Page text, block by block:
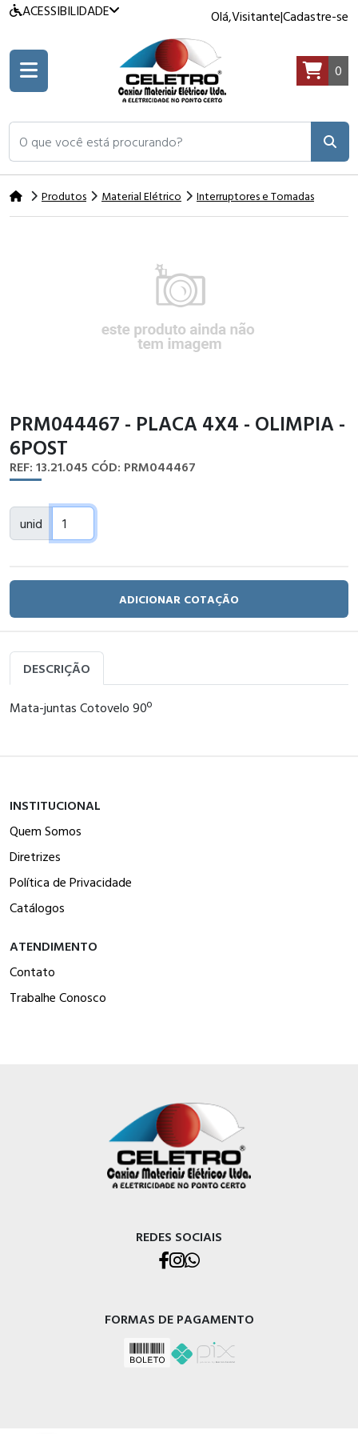
ACESSIBILIDADE Olá,Visitante|Cadastre-se
O que você está procurando?
0
Produtos Material Elétrico Interruptores e Tomadas
PRM044467 - PLACA 4X4 - OLIMPIA -
6POST
REF: 13.21.045 CÓD: PRM044467
unid
ADICIONAR COTAÇÃO
DESCRIÇÃO
Mata-juntas Cotovelo 90º
INSTITUCIONAL
Quem Somos
Diretrizes
Política de Privacidade
Catálogos
ATENDIMENTO
Contato
Trabalhe Conosco
REDES SOCIAIS
FORMAS DE PAGAMENTO